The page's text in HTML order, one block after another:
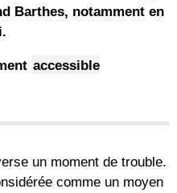
Barthes, notamment en
accessible
un moment de trouble.
comme un moyen